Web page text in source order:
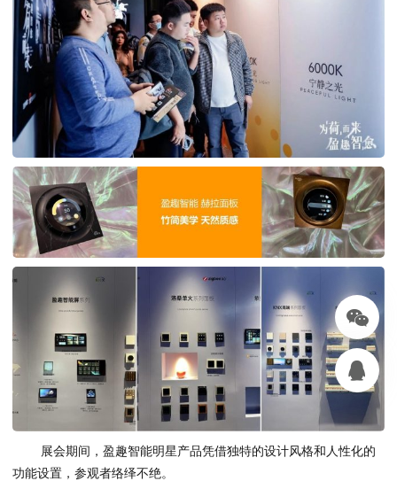
展会期间，盈趣智能明星产品凭借独特的设计风格和人性化的
功能设置，参观者络绎不绝。